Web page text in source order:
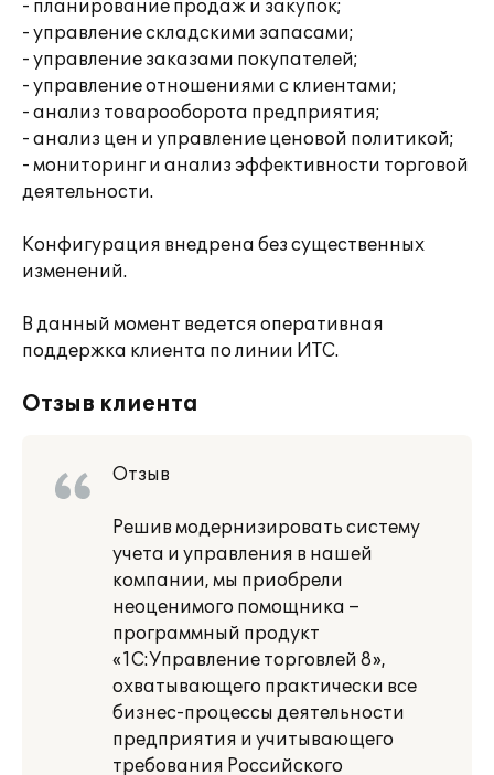
- планирование продаж и закупок;
- управление складскими запасами;
- управление заказами покупателей;
- управление отношениями с клиентами;
- анализ товарооборота предприятия;
- анализ цен и управление ценовой политикой;
- мониторинг и анализ эффективности торговой
деятельности.
Конфигурация внедрена без существенных
изменений.
В данный момент ведется оперативная
поддержка клиента по линии ИТС.
Отзыв клиента
Отзыв
Решив модернизировать систему
учета и управления в нашей
компании, мы приобрели
неоценимого помощника –
программный продукт
«1С:Управление торговлей 8»,
охватывающего практически все
бизнес-процессы деятельности
предприятия и учитывающего
требования Российского